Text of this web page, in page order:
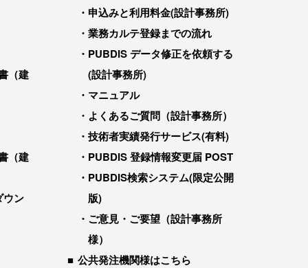
（建
（建
ウン
申込みと利用料金(設計事務所)
業務カルテ登録までの流れ
PUBDIS データ修正を依頼する
(設計事務所)
マニュアル
よくあるご質問（設計事務所）
技術者実績発行サービス(有料)
PUBDIS 登録情報変更届 POST
PUBDIS検索システム(限定公開
版)
ご意見・ご要望（設計事務所
様）
公共発注機関様はこちら